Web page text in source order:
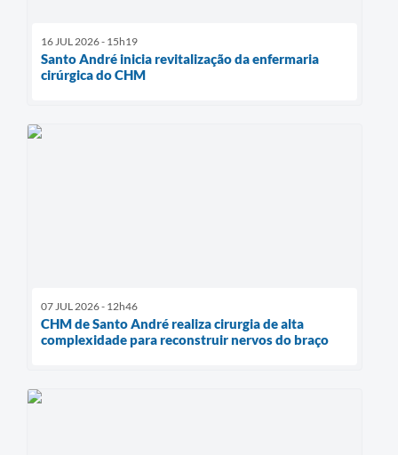
16 JUL 2026 - 15h19
Santo André inicia revitalização da enfermaria
cirúrgica do CHM
07 JUL 2026 - 12h46
CHM de Santo André realiza cirurgia de alta
complexidade para reconstruir nervos do braço